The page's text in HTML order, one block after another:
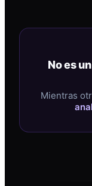
No es
Mientras